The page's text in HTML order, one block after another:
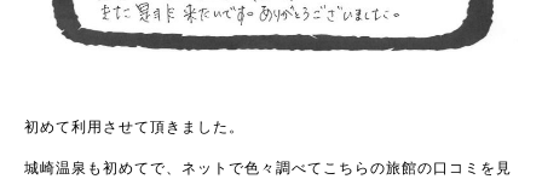
初めて利用させて頂きました。
城崎温泉も初めてで、ネットで色々調べてこちらの旅館の口コミを見